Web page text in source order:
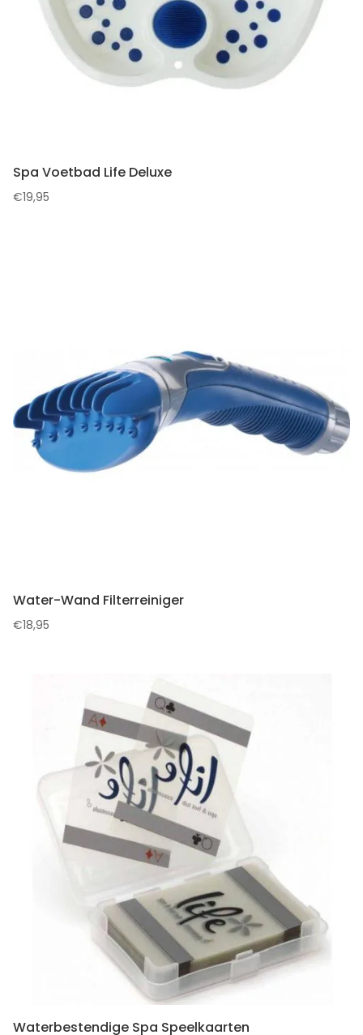
Spa Voetbad Life Deluxe
€19,95
Water-Wand Filterreiniger
€18,95
Waterbestendige Spa Speelkaarten